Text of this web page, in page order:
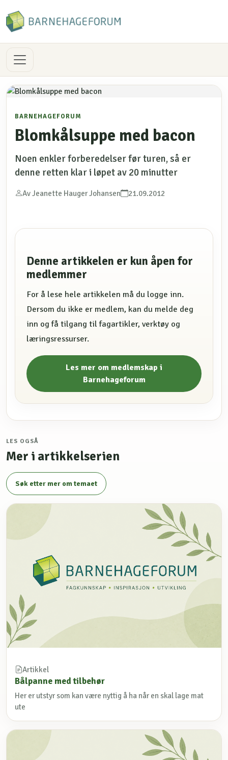
BARNEHAGEFORUM
Blomkålsuppe med bacon
Noen enkler forberedelser før turen, så er
denne retten klar i løpet av 20 minutter
Av Jeanette Hauger Johansen 21.09.2012
Denne artikkelen er kun åpen for
medlemmer
For å lese hele artikkelen må du logge inn.
Dersom du ikke er medlem, kan du melde deg
inn og få tilgang til fagartikler, verktøy og
læringsressurser.
Les mer om medlemskap i
Barnehageforum
LES OGSÅ
Mer i artikkelserien
Søk etter mer om temaet
Artikkel
Bålpanne med tilbehør
Her er utstyr som kan være nyttig å ha når en skal lage mat
ute